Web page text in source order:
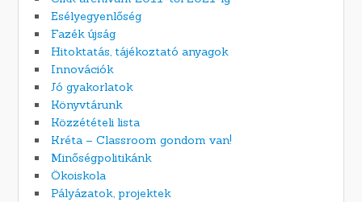
Esélyegyenlőség
Fazék újság
Hitoktatás, tájékoztató anyagok
Innovációk
Jó gyakorlatok
Könyvtárunk
Közzétételi lista
Kréta – Classroom gondom van!
Minőségpolitikánk
Ökoiskola
Pályázatok, projektek